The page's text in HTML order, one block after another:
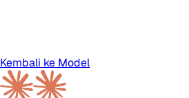
Kembali ke Model